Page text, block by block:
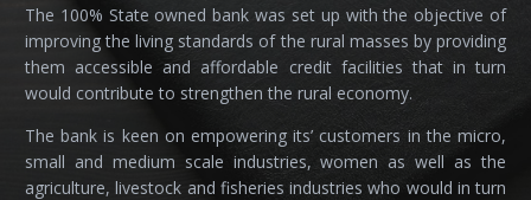
The 100% State owned bank was set up with the objective of
improving the living standards of the rural masses by providing
them accessible and affordable credit facilities that in turn
would contribute to strengthen the rural economy.
The bank is keen on empowering its’ customers in the micro,
small and medium scale industries, women as well as the
agriculture, livestock and fisheries industries who would in turn